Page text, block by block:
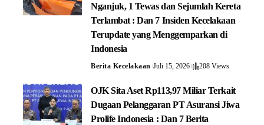
Nganjuk, 1 Tewas dan Sejumlah Kereta
Terlambat : Dan 7 Insiden Kecelakaan
Terupdate yang Menggemparkan di
Indonesia
Berita Kecelakaan Juli 15, 2026 208 Views
OJK Sita Aset Rp113,97 Miliar Terkait
Dugaan Pelanggaran PT Asuransi Jiwa
Prolife Indonesia : Dan 7 Berita